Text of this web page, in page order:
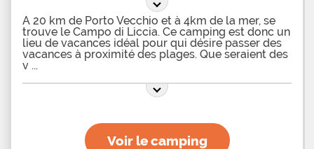
À 20 km de Porto Vecchio et à 4km de la mer, se
trouve le Campo di Liccia. Ce camping est donc un
lieu de vacances idéal pour qui désire passer des
vacances à proximité des plages. Que seraient des
v
Voir le camping